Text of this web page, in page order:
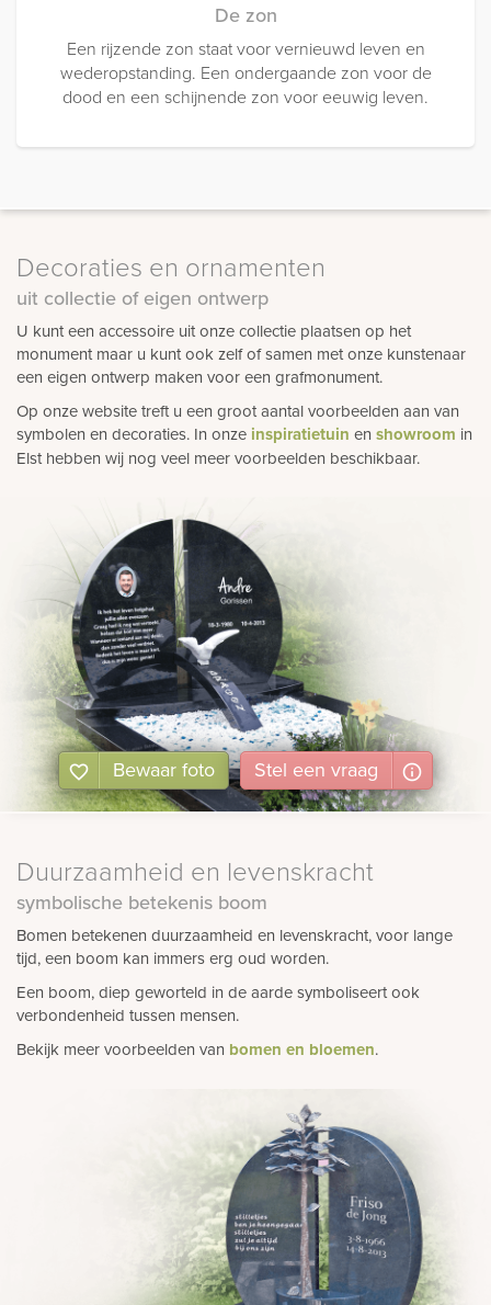
De zon
Een rijzende zon staat voor vernieuwd leven en
wederopstanding. Een ondergaande zon voor de
dood en een schijnende zon voor eeuwig leven.
Decoraties en ornamenten
uit collectie of eigen ontwerp
U kunt een accessoire uit onze collectie plaatsen op het
monument maar u kunt ook zelf of samen met onze kunstenaar
een eigen ontwerp maken voor een grafmonument.
Op onze website treft u een groot aantal voorbeelden aan van
symbolen en decoraties. In onze inspiratietuin en showroom in
Elst hebben wij nog veel meer voorbeelden beschikbaar.
Bewaar foto Stel een vraag
Duurzaamheid en levenskracht
symbolische betekenis boom
Bomen betekenen duurzaamheid en levenskracht, voor lange
tijd, een boom kan immers erg oud worden.
Een boom, diep geworteld in de aarde symboliseert ook
verbondenheid tussen mensen.
Bekijk meer voorbeelden van bomen en bloemen.